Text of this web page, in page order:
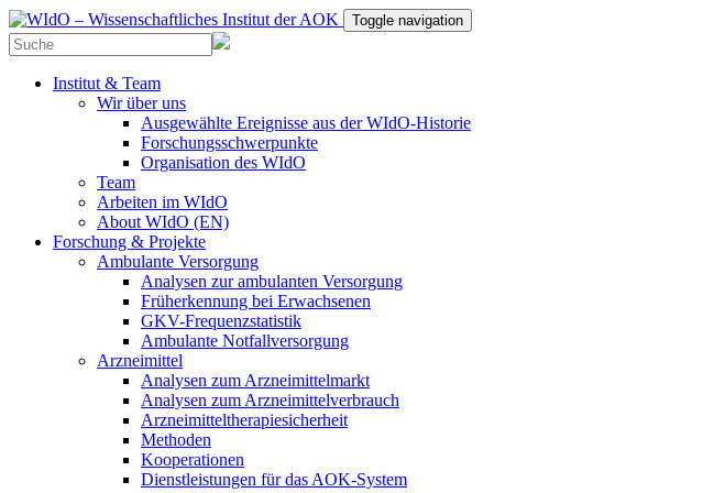
Toggle navigation
Institut & Team
Wir über uns
Ausgewählte Ereignisse aus der WIdO-Historie
Forschungsschwerpunkte
Organisation des WIdO
Team
Arbeiten im WIdO
About WIdO (EN)
Forschung & Projekte
Ambulante Versorgung
Analysen zur ambulanten Versorgung
Früherkennung bei Erwachsenen
GKV-Frequenzstatistik
Ambulante Notfallversorgung
Arzneimittel
Analysen zum Arzneimittelmarkt
Analysen zum Arzneimittelverbrauch
Arzneimitteltherapiesicherheit
Methoden
Kooperationen
Dienstleistungen für das AOK-System